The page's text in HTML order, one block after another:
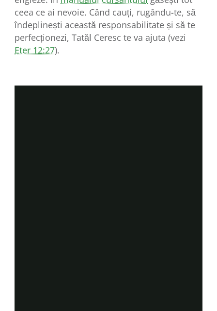
ceea ce ai nevoie. Când cauți, rugându-te, să
îndeplinești această responsabilitate și să te
perfecționezi, Tatăl Ceresc te va ajuta (vezi
Eter 12:27).